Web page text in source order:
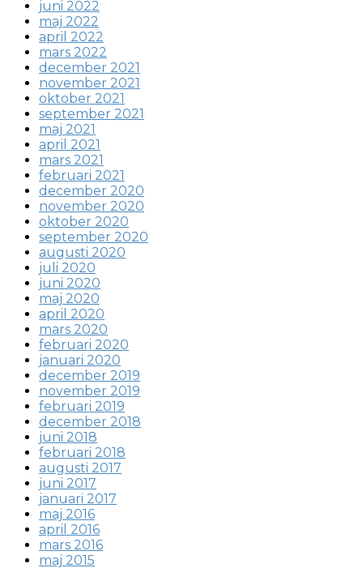
juni 2022
maj 2022
april 2022
mars 2022
december 2021
november 2021
oktober 2021
september 2021
maj 2021
april 2021
mars 2021
februari 2021
december 2020
november 2020
oktober 2020
september 2020
augusti 2020
juli 2020
juni 2020
maj 2020
april 2020
mars 2020
februari 2020
januari 2020
december 2019
november 2019
februari 2019
december 2018
juni 2018
februari 2018
augusti 2017
juni 2017
januari 2017
maj 2016
april 2016
mars 2016
maj 2015